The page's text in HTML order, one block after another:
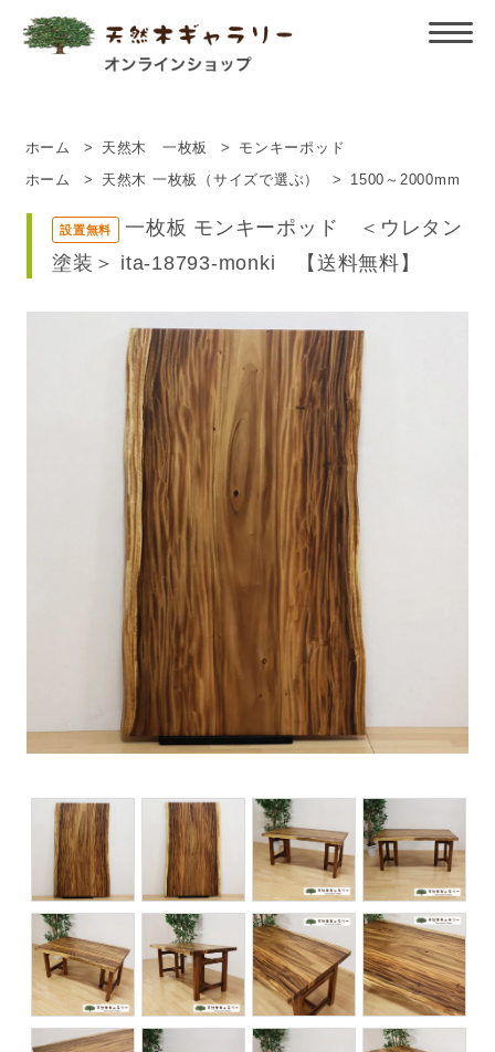
ホーム > 天然木 一枚板 > モンキーポッド
ホーム > 天然木 一枚板（サイズで選ぶ） > 1500～2000mm
設置無料
一枚板 モンキーポッド ＜ウレタン
塗装＞ ita-18793-monki 【送料無料】